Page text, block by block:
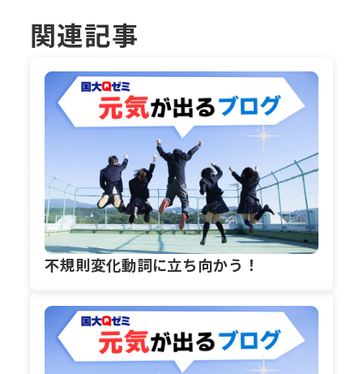
関連記事
不規則変化動詞に立ち向かう！